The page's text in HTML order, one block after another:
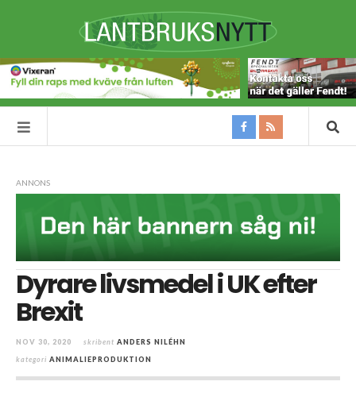
ANNONS
Dyrare livsmedel i UK efter
Brexit
NOV 30, 2020 skribent ANDERS NILÉHN
kategori ANIMALIEPRODUKTION